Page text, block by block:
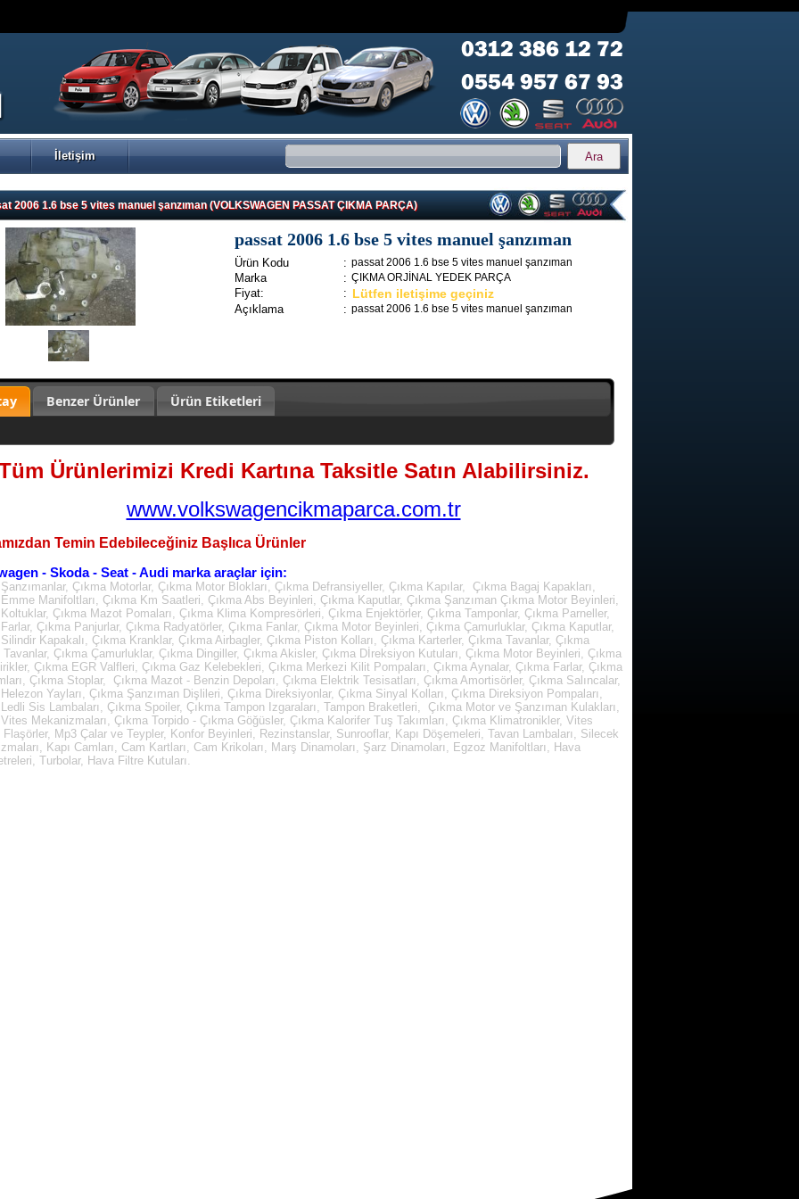
İletişim
2006 1.6 bse 5 vites manuel şanzıman (VOLKSWAGEN PASSAT ÇIKMA PARÇA)
passat 2006 1.6 bse 5 vites manuel şanzıman
Ürün Kodu : passat 2006 1.6 bse 5 vites manuel şanzıman
Marka : ÇIKMA ORJİNAL YEDEK PARÇA
Fiyat: : Lütfen iletişime geçiniz
Açıklama : passat 2006 1.6 bse 5 vites manuel şanzıman
Benzer Ürünler Ürün Etiketleri
Ürünlerimizi Kredi Kartına Taksitle Satın Alabilirsiniz.
www.volkswagencikmaparca.com.tr
Temin Edebileceğiniz Başlıca Ürünler
- Skoda - Seat - Audi marka araçlar için:
Çıkma Motorlar, Çıkma Motor Blokları, Çıkma Defransiyeller, Çıkma Kapılar, Çıkma Bagaj Kapakları,
Emme Manifoltları, Çıkma Km Saatleri, Çıkma Abs Beyinleri, Çıkma Kaputlar, Çıkma Şanzıman Çıkma Motor Beyinleri,
Koltuklar, Çıkma Mazot Pomaları, Çıkma Klima Kompresörleri, Çıkma Enjektörler, Çıkma Tamponlar, Çıkma Parneller,
Farlar, Çıkma Panjurlar, Çıkma Radyatörler, Çıkma Fanlar, Çıkma Motor Beyinleri, Çıkma Çamurluklar, Çıkma Kaputlar,
Kapakalı, Çıkma Kranklar, Çıkma Airbagler, Çıkma Piston Kolları, Çıkma Karterler, Çıkma Tavanlar, Çıkma
Tavanlar, Çıkma Çamurluklar, Çıkma Dingiller, Çıkma Akisler, Çıkma Dİreksiyon Kutuları, Çıkma Motor Beyinleri, Çıkma
Çıkma EGR Valfleri, Çıkma Gaz Kelebekleri, Çıkma Merkezi Kilit Pompaları, Çıkma Aynalar, Çıkma Farlar, Çıkma
Çıkma Stoplar, Çıkma Mazot - Benzin Depoları, Çıkma Elektrik Tesisatları, Çıkma Amortisörler, Çıkma Salıncalar,
Helezon Yayları, Çıkma Şanzıman Dişlileri, Çıkma Direksiyonlar, Çıkma Sinyal Kolları, Çıkma Direksiyon Pompaları,
Ledli Sis Lambaları, Çıkma Spoiler, Çıkma Tampon Izgaraları, Tampon Braketleri, Çıkma Motor ve Şanzıman Kulakları,
Vites Mekanizmaları, Çıkma Torpido - Çıkma Göğüsler, Çıkma Kalorifer Tuş Takımları, Çıkma Klimatronikler, Vites
Flaşörler, Mp3 Çalar ve Teypler, Konfor Beyinleri, Rezinstanslar, Sunrooflar, Kapı Döşemeleri, Tavan Lambaları, Silecek
Kapı Camları, Cam Kartları, Cam Krikoları, Marş Dinamoları, Şarz Dinamoları, Egzoz Manifoltları, Hava
Turbolar, Hava Filtre Kutuları.